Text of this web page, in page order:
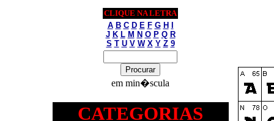
CLIQUE NA LETRA
A B C D E F G H
J K L M N O P Q R
S T U V W X Y Z 9
em min�scula
CATEGORIAS